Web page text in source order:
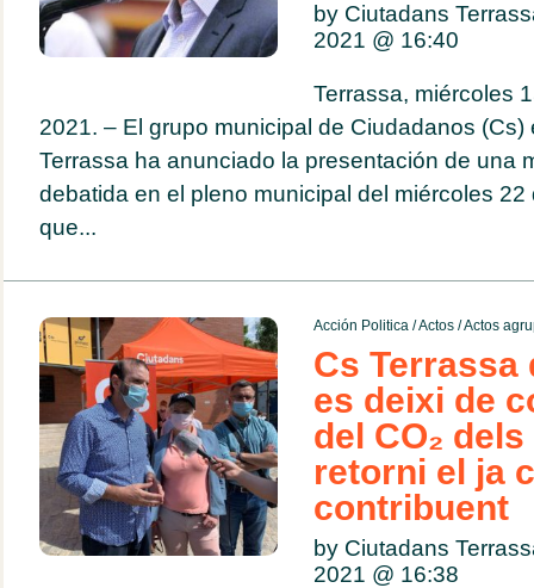
by Ciutadans
2021 @ 16:40
Terrassa, miércoles
2021. – El grupo municipal de Ciudadanos (Cs)
Terrassa ha anunciado la presentación de una
debatida en el pleno municipal del miércoles 22
que...
Acción Politica/Actos/Actos
Cs Terrassa
es deixi de
del CO₂
retorni el ja
contribuent
by Ciutadans
2021 @ 16:38